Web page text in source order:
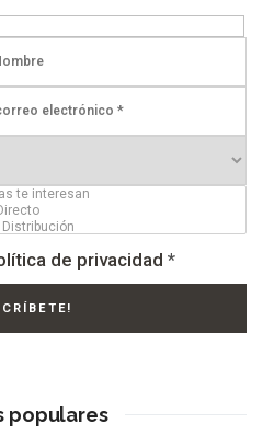
de privacidad *
populares